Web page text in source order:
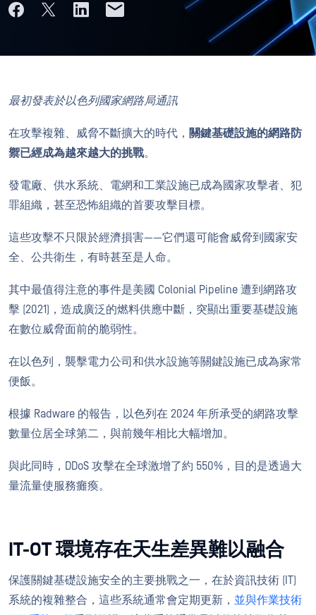
最初發表於以色列國家網路局通訊
在攻擊複雜、威脅不斷擴大的時代， 關鍵基礎設施的網路防
禦已經成為越來越大的挑戰。
發電廠、供水系統、電網和工業設施已成為國家攻擊者、犯
罪組織，甚至恐怖組織的首要攻擊目標。
這些攻擊不只限於經濟損害——它們還可能會威脅到國家安
全、公共衛生，有時甚至是人命。
其中最值得注意的事件是美國 Colonial Pipeline 遭到網路攻
擊 (2021)，造成廣泛的燃料供應中斷，突顯出重要基礎設施
在數位威脅面前的脆弱性。
在以色列，襲擊電力公司和供水設施等關鍵設施已成為家常
便飯。
根據 Radware 的報告，以色列在 2024 年所承受的網路攻擊
數量位居全球第二，與前幾年相比大幅增加。
與此同時，DDoS 攻擊在全球激增了約 550%，目的是透過大
量流量使服務癱瘓。
IT-OT 環境存在天生差異難以融合
保護關鍵基礎設施安全的主要挑戰之一，在於資訊技術 (IT)
系統的複雜整合，這些系統通常會定期更新， 並與作業技術